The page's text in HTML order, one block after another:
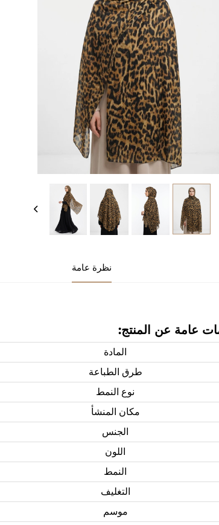
نظرة عامة
عامة عن المنتج:
المادة
طرق الطباعة
نوع النمط
مكان المنشأ
الجنس
اللون
النمط
التغليف
موسم